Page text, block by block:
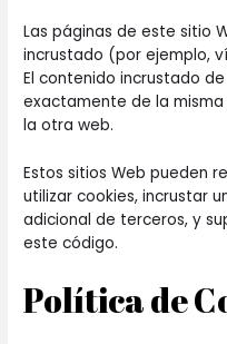
Las páginas de este sitio
incrustado (por ejemplo,
El contenido incrustado
exactamente de la
la otra web.
Estos sitios Web pueden
utilizar cookies, incrustar
adicional de terceros, y
este código.
Política de